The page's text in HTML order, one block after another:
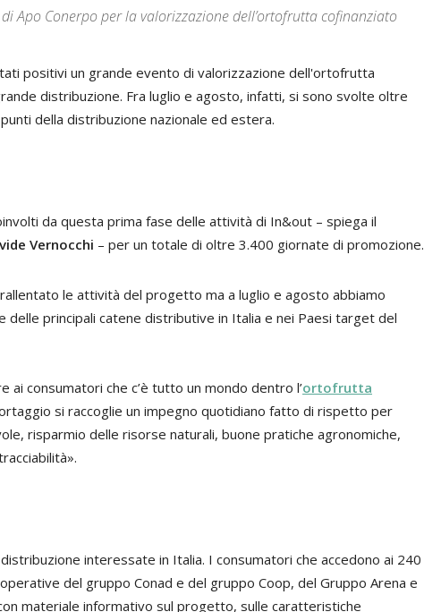
Apo Conerpo per la valorizzazione dell’ortofrutta cofinanziato
positivi un grande evento di valorizzazione dell'ortofrutta
distribuzione. Fra luglio e agosto, infatti, si sono svolte oltre
della distribuzione nazionale ed estera.
da questa prima fase delle attività di In&out – spiega il
Vernocchi – per un totale di oltre 3.400 giornate di promozione.
le attività del progetto ma a luglio e agosto abbiamo
delle principali catene distributive in Italia e nei Paesi target del
ai consumatori che c’è tutto un mondo dentro l’ortofrutta
si raccoglie un impegno quotidiano fatto di rispetto per
risparmio delle risorse naturali, buone pratiche agronomiche,
interessate in Italia. I consumatori che accedono ai 240
del gruppo Conad e del gruppo Coop, del Gruppo Arena e
materiale informativo sul progetto, sulle caratteristiche